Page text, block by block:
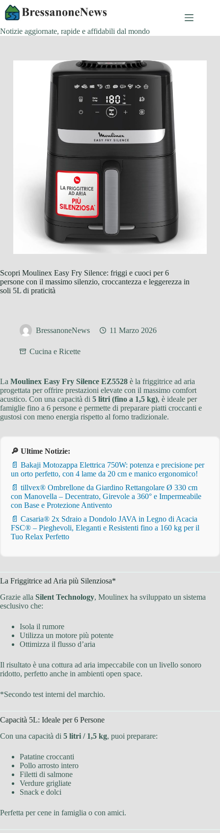
Salta
contenuto
Notizie aggiornate, rapide e affidabili dal mondo
Scopri Moulinex Easy Fry Silence: friggi e cuoci per 6
persone con il massimo silenzio, croccantezza e leggerezza in
soli 5L di praticità
BressanoneNews 11 Marzo 2026
Cucina e Ricette
La Moulinex Easy Fry Silence EZ5528 è la friggitrice ad aria
progettata per offrire prestazioni elevate con il massimo comfort
acustico. Con una capacità di 5 litri (fino a 1,5 kg), è ideale per
famiglie fino a 6 persone e permette di preparare piatti croccanti e
gustosi con meno energia rispetto al forno tradizionale.
🔎 Ultime Notizie:
📄 Bakaji Motozappa Elettrica 750W: potenza e precisione per
un orto perfetto, con 4 lame da 20 cm e manico ergonomico!
📄 tillvex® Ombrellone da Giardino Rettangolare Ø 330 cm
con Manovella – Decentrato, Girevole a 360° e Impermeabile
con Base e Protezione Antivento
📄 Casaria® 2x Sdraio a Dondolo JAVA in Legno di Acacia
FSC® – Pieghevoli, Eleganti e Resistenti fino a 160 kg per il
Tuo Relax Perfetto
La Friggitrice ad Aria più Silenziosa*
Grazie alla Silent Technology, Moulinex ha sviluppato un sistema
esclusivo che:
Isola il rumore
Utilizza un motore più potente
Ottimizza il flusso d’aria
Il risultato è una cottura ad aria impeccabile con un livello sonoro
ridotto, perfetto anche in ambienti open space.
*Secondo test interni del marchio.
Capacità 5L: Ideale per 6 Persone
Con una capacità di 5 litri / 1,5 kg, puoi preparare:
Patatine croccanti
Pollo arrosto intero
Filetti di salmone
Verdure grigliate
Snack e dolci
Perfetta per cene in famiglia o con amici.